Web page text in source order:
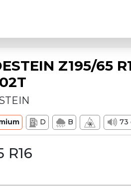
Z195/65
D B 73
R16